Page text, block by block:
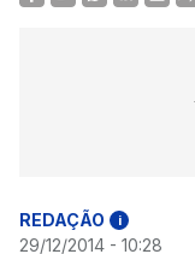
REDAÇÃO i
29/12/2014 - 10:28